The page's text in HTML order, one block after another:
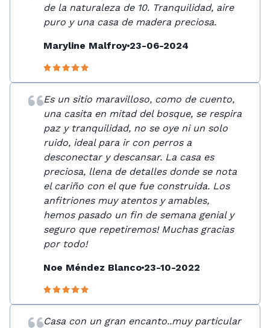
de la naturaleza de 10. Tranquilidad, aire
puro y una casa de madera preciosa.
Maryline Malfroy 23-06-2024
Es un sitio maravilloso, como de cuento,
una casita en mitad del bosque, se respira
paz y tranquilidad, no se oye ni un solo
ruido, ideal para ir con perros a
desconectar y descansar. La casa es
preciosa, llena de detalles donde se nota
el cariño con el que fue construida. Los
anfitriones muy atentos y amables,
hemos pasado un fin de semana genial y
seguro que repetiremos! Muchas gracias
por todo!
Noe Méndez Blanco 23-10-2022
Casa con un gran encanto..muy particular